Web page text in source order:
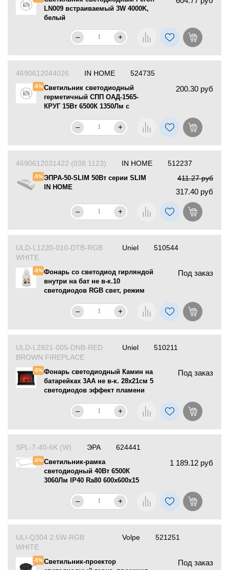
LN009 встраиваемый 3W 4000K,
белый
– +
524735
4690612044026
-5%Светильник светодиодный
герметичный СПП ОAД-1565-
КРУГ 15Вт 6500К 1350Лм с
IP65 140мм IN HOME
200.30 руб
IN HOME
– +
512237
4690612031422 (038.1123)
-5%ЭПРА-50-SLIM 50Вт серии SLIM
IN HOME
411.27 руб
317.40 руб
IN HOME
– +
510544
ULD-L1220-010-DTB-RGB
WHITE
-5%Фонарь со светодиод гирляндой
внутри на бат не в-к.10
светодиодов RGB свет, режим
Под заказ
Uniel
– +
510211
ULD-L2821-005-DNB-RED
BROWN FIREPLACE
-5%Фонарь светодиодный Камин на
батарейках 3АА не в-к. 28х21см 5
светодиодов эффект пламени
Под заказ
Uniel
– +
624441
SPL-7-40-6K (W)
-5%Светильник-рамка
светодиодный 40Вт 6500К
3060Лм IP40 Ra80 600х600х15
Б0036178
1 189.12 руб
ЭРА
– +
521251
ULI-Q304 2.5W-RGB
WHITE
-5%Светильник-проектор
Под заказ
Volpe